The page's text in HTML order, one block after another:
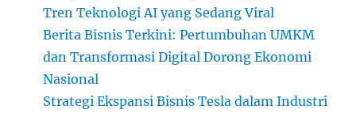
Tren Teknologi AI yang Sedang Viral
Berita Bisnis Terkini: Pertumbuhan UMKM
dan Transformasi Digital Dorong Ekonomi
Nasional
Strategi Ekspansi Bisnis Tesla dalam Industri